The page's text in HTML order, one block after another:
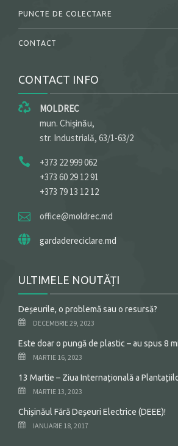
PUNCTE DE COLECTARE
CONTACT
CONTACT INFO
MOLDREC
mun. Chișinău,
str. Industrială, 63/1-63/2
+373 22 999 062
+373 60 29 12 91
+373 79 13 12 12
office@moldrec.md
gardadereciclare.md
ULTIMELE NOUTĂȚI
Deșeurile, o problemă sau o resursă?
DECEMBRIE 29, 2023
Este doar o pungă de plastic – au spus 8
MARTIE 16, 2023
13 Martie – Ziua Internațională a
MARTIE 13, 2023
Chișinăul Fără Deșeuri Electrice (DEEE)!
IANUARIE 18, 2017